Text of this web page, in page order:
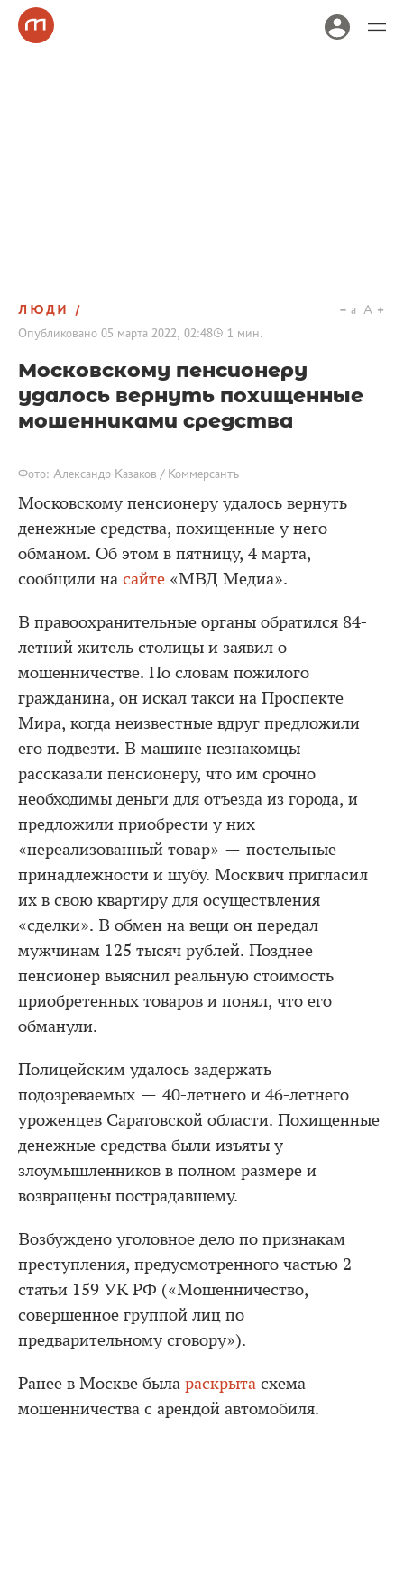
ЛЮДИ
Опубликовано 05 марта 2022, 02:48 1 мин.
a A
Московскому пенсионеру
удалось вернуть похищенные
мошенниками средства
Фото: Александр Казаков / Коммерсантъ
Московскому пенсионеру удалось вернуть
денежные средства, похищенные у него
обманом. Об этом в пятницу, 4 марта,
сообщили на сайте «МВД Медиа».
В правоохранительные органы обратился 84-
летний житель столицы и заявил о
мошенничестве. По словам пожилого
гражданина, он искал такси на Проспекте
Мира, когда неизвестные вдруг предложили
его подвезти. В машине незнакомцы
рассказали пенсионеру, что им срочно
необходимы деньги для отъезда из города, и
предложили приобрести у них
«нереализованный товар» — постельные
принадлежности и шубу. Москвич пригласил
их в свою квартиру для осуществления
«сделки». В обмен на вещи он передал
мужчинам 125 тысяч рублей. Позднее
пенсионер выяснил реальную стоимость
приобретенных товаров и понял, что его
обманули.
Полицейским удалось задержать
подозреваемых — 40-летнего и 46-летнего
уроженцев Саратовской области. Похищенные
денежные средства были изъяты у
злоумышленников в полном размере и
возвращены пострадавшему.
Возбуждено уголовное дело по признакам
преступления, предусмотренного частью 2
статьи 159 УК РФ («Мошенничество,
совершенное группой лиц по
предварительному сговору»).
Ранее в Москве была раскрыта схема
мошенничества с арендой автомобиля.